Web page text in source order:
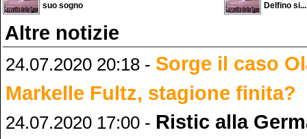
suo sogno
Delfino si...
Altre notizie
24.07.2020 20:18 - Sorge il caso
Markelle Fultz, stagione finita?
24.07.2020 17:00 - Ristic alla